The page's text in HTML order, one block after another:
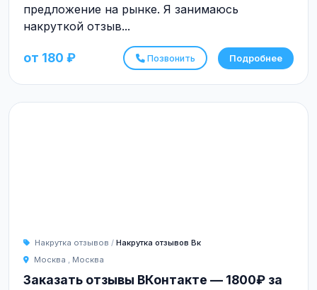
предложение на рынке. Я занимаюсь
накруткой отзыв...
от 180 ₽ Позвонить Подробнее
Накрутка отзывов / Накрутка отзывов Вк
Москва , Москва
Заказать отзывы ВКонтакте — 1800₽ за